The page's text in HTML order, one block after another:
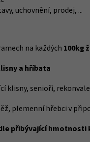
uchovnění, prodej, ...
na každých 100kg
a hříbata
klisny, senioři,
plemenní hřebci v
přibývající hmotnosti